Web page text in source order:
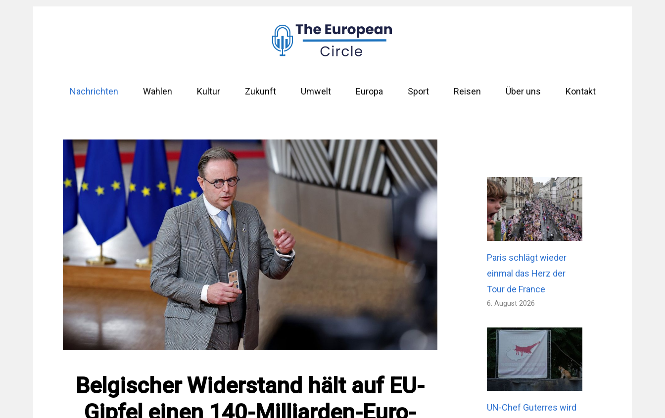
Nachrichten Wahlen Kultur Zukunft Umwelt Europa Sport Reisen Über uns Kontakt
Belgischer Widerstand hält auf EU-
Gipfel einen 140-Milliarden-Euro-
Paris schlägt wieder
einmal das Herz der
Tour de France
6. August 2026
UN-Chef Guterres wird